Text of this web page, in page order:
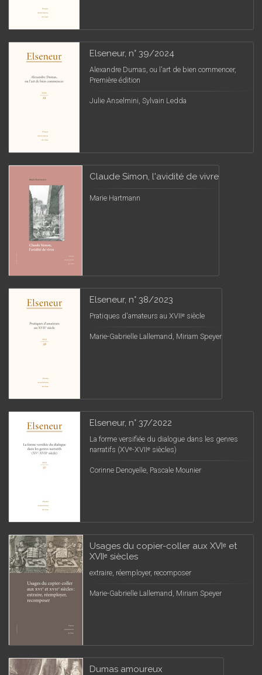
Elseneur, n° 39/2024
Alexandre Dumas, ou l'art de bien commencer,
Première édition
Julie Anselmini, Sylvain Ledda
Claude Simon, l'avidité de vivre
Marie Hartmann
Elseneur, n° 38/2023
Pratiques d'amateurs au XVIIᵉ siècle
Marie-Gabrielle Lallemand, Miriam Speyer
Elseneur, n° 37/2022
La forme versifiée du dialogue dans les genres
narratifs (XVᵉ-XVIIᵉ siècles)
Corinne Denoyelle, Pascale Mounier
Usages du copier-coller aux XVIᵉ et
XVIIᵉ siècles
extraire, réemployer, recomposer
Marie-Gabrielle Lallemand, Miriam Speyer
Dumas amoureux